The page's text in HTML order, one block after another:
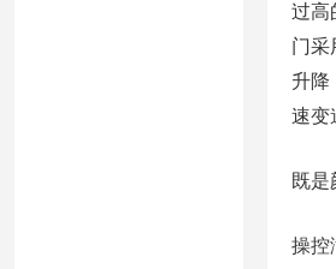
过高
门采
升降
速变
既是
操控